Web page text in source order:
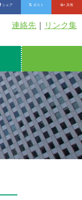
シェア ポスト 共有
連絡先 リンク集